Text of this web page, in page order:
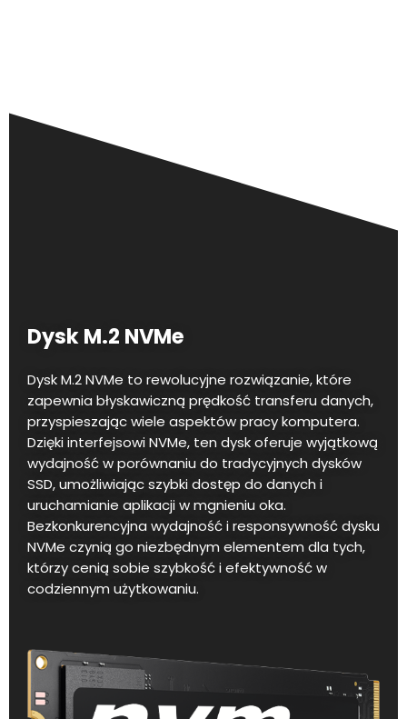
Dysk M.2 NVMe
Dysk M.2 NVMe to rewolucyjne rozwiązanie, które
zapewnia błyskawiczną prędkość transferu danych,
przyspieszając wiele aspektów pracy komputera.
Dzięki interfejsowi NVMe, ten dysk oferuje wyjątkową
wydajność w porównaniu do tradycyjnych dysków
SSD, umożliwiając szybki dostęp do danych i
uruchamianie aplikacji w mgnieniu oka.
Bezkonkurencyjna wydajność i responsywność dysku
NVMe czynią go niezbędnym elementem dla tych,
którzy cenią sobie szybkość i efektywność w
codziennym użytkowaniu.